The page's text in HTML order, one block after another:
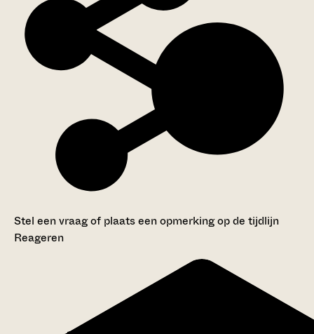
Stel een vraag of plaats een opmerking op de tijdlijn
Reageren